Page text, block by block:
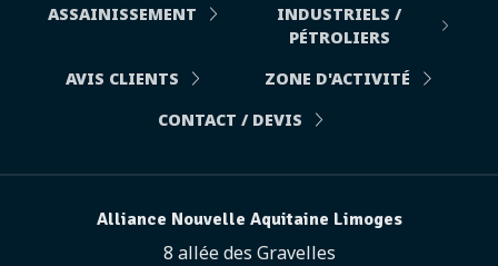
ASSAINISSEMENT
INDUSTRIELS /
PÉTROLIERS
AVIS CLIENTS
ZONE D'ACTIVITÉ
CONTACT / DEVIS
Alliance Nouvelle Aquitaine Limoges
8 allée des Gravelles